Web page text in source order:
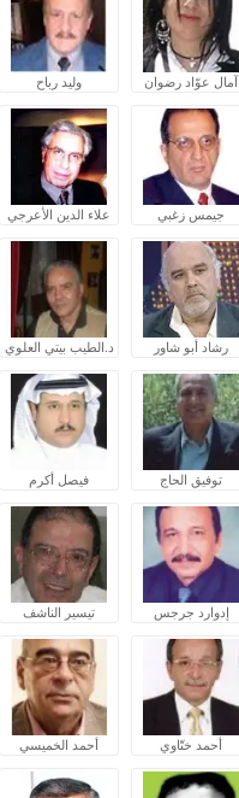
آمال عوّاد رضوان وليد رباح
جيمس زغبي علاء الدين الأعرجي
رشاد أبو شاور د.الطيب بيتي العلوي
توفيق الحاج فيصل أكرم
إدوارد جرجس تيسير الناشف
أحمد ختّاوي أحمد الخميسي